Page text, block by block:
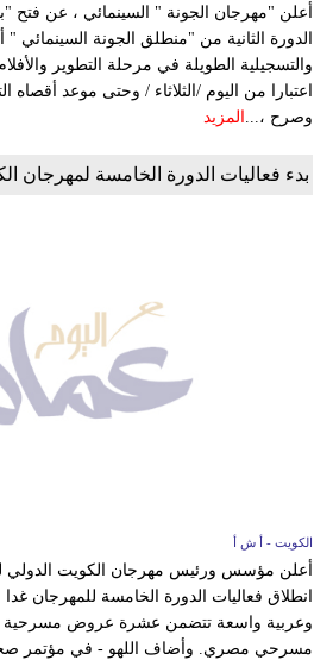
أعلن "مهرجان الجونة " السينمائي ، عن فتح
الدورة الثانية من "منطلق الجونة السينمائي "
والتسجيلية الطويلة في مرحلة التطوير
اعتبارا من اليوم /الثلاثاء / وحتى موعد أقصاه
وصرح ،... المزيد
بدء فعاليات الدورة الخامسة لمهرجان
الكويت - أ ش أ
أعلن مؤسس ورئيس مهرجان الكويت الدولي
انطلاق فعاليات الدورة الخامسة للمهرجان غدا
وعربية واسعة تتضمن عشرة عروض مسرحية
مسرحي مصري. وأضاف اللهو - في مؤتمر